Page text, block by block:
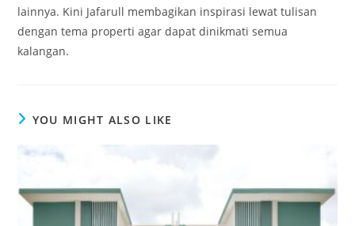
lainnya. Kini Jafarull membagikan inspirasi lewat tulisan
dengan tema properti agar dapat dinikmati semua
kalangan.
YOU MIGHT ALSO LIKE